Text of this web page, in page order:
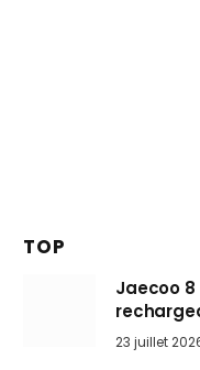
TOP
Jaecoo 8
arrive en
23 juillet